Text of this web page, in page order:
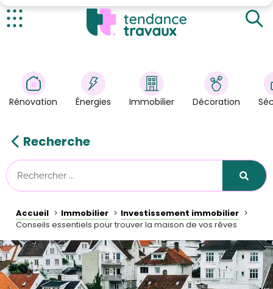
Énergies
Immobilier
Astuces/DIY
Tendance Travaux
Kit partenaire
À propos
Contact
Rénovation Énergies Immobilier Décoration
Recherche
Accueil Immobilier
Investissement immobilier
Conseils essentiels pour trouver la maison de vos rêves
Identifiez vos besoins avant de chercher une maison
Comment obtenir les offres de résidences